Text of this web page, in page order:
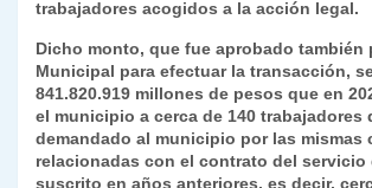
trabajadores acogidos a la acción legal.
Dicho monto, que fue aprobado también
Municipal para efectuar la transacción,
841.820.919 millones de pesos que en
el municipio a cerca de 140 trabajadores
demandado al municipio por las mismas
relacionadas con el contrato del servicio
suscrito en años anteriores, es decir,